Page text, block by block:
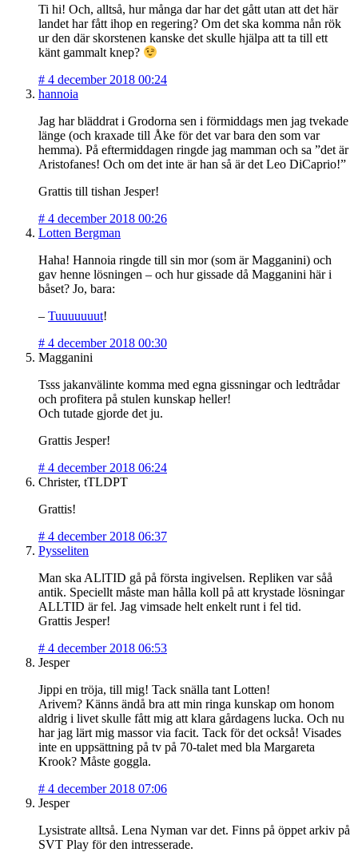
Ti hi! Och, alltså, hur många dar har det gått utan att det här
landet har fått ihop en regering? Om det ska komma nån rök
ur den där skorstenen kanske det skulle hjälpa att ta till ett
känt gammalt knep?
# 4 december 2018 00:24
hannoia
Jag har bläddrat i Grodorna sen i förmiddags men jag tvekade
länge (och kraxade till Åke för det var bara den som var
hemma). På eftermiddagen ringde jag mamman och sa ”det är
Aristofanes! Och om det inte är han så är det Leo DiCaprio!”
Grattis till tishan Jesper!
# 4 december 2018 00:26
Lotten Bergman
Haha! Hannoia ringde till sin mor (som är Magganini) och
gav henne lösningen – och hur gissade då Magganini här i
båset? Jo, bara:
– Tuuuuuuut!
# 4 december 2018 00:30
Magganini
Tsss jakanvälinte komma med egna gissningar och ledtrådar
och profitera på stulen kunskap heller!
Och tutade gjorde det ju.
Grattis Jesper!
# 4 december 2018 06:24
Christer, tTLDPT
Grattis!
# 4 december 2018 06:37
Pysseliten
Man ska ALlTID gå på första ingivelsen. Repliken var såå
antik. Speciellt måste man hålla koll på att krystade lösningar
ALLTID är fel. Jag vimsade helt enkelt runt i fel tid.
Grattis Jesper!
# 4 december 2018 06:53
Jesper
Jippi en tröja, till mig! Tack snälla tant Lotten!
Arivem? Känns ändå bra att min ringa kunskap om honom
aldrig i livet skulle fått mig att klara gårdagens lucka. Och nu
har jag lärt mig massor via facit. Tack för det också! Visades
inte en uppsättning på tv på 70-talet med bla Margareta
Krook? Måste goggla.
# 4 december 2018 07:06
Jesper
Lysistrate alltså. Lena Nyman var det. Finns på öppet arkiv på
SVT Play för den intresserade.